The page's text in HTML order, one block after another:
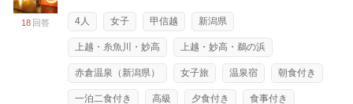
18 回答 4人 女子 甲信越 新潟県
上越・糸魚川・妙高 上越・妙高・鵜の浜
赤倉温泉（新潟県） 女子旅 温泉宿 朝食付き
一泊二食付き 高級 夕食付き 食事付き